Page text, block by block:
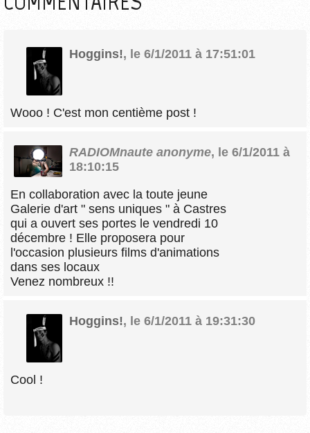
Hoggins!, le 6/1/2011 à 17:51:01
Wooo ! C'est mon centième post !
RADIOMnaute anonyme, le 6/1/2011 à
18:10:15
En collaboration avec la toute jeune
Galerie d'art " sens uniques " à Castres
qui a ouvert ses portes le vendredi 10
décembre ! Elle proposera pour
l'occasion plusieurs films d'animations
dans ses locaux
Venez nombreux !!
Hoggins!, le 6/1/2011 à 19:31:30
Cool !